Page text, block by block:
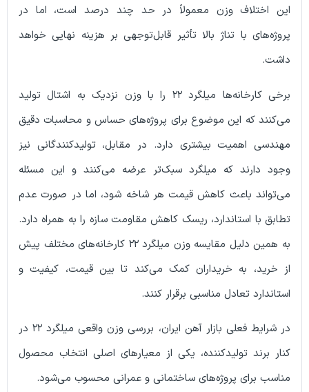
وزن معمولاً در حد چند درصد است، اما در
با تناژ بالا تأثیر قابل‌توجهی بر هزینه نهایی خواهد
برخی کارخانه‌ها میلگرد ۲۲ را با وزن نزدیک به اشتال تولید
که این موضوع برای پروژه‌های حساس و محاسبات دقیق
اهمیت بیشتری دارد. در مقابل، تولیدکنندگانی نیز
که میلگرد سبک‌تر عرضه می‌کنند و این مسئله
باعث کاهش قیمت هر شاخه شود، اما در صورت عدم
استاندارد، ریسک کاهش مقاومت سازه را به همراه دارد.
به همین دلیل مقایسه وزن میلگرد ۲۲ کارخانه‌های مختلف پیش
به خریداران کمک می‌کند تا بین قیمت، کیفیت و
تعادل مناسبی برقرار کنند.
در شرایط فعلی بازار آهن ایران، بررسی وزن واقعی میلگرد ۲۲ در
تولیدکننده، یکی از معیارهای اصلی انتخاب محصول
پروژه‌های ساختمانی و عمرانی محسوب می‌شود.